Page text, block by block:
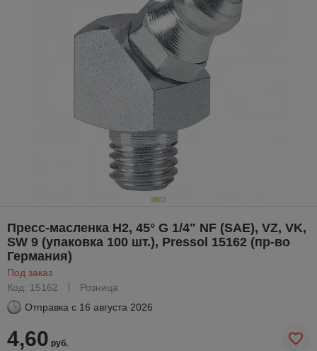
Пресс-масленка H2, 45° G 1/4" NF (SAE), VZ, VK,
SW 9 (упаковка 100 шт.), Pressol 15162 (пр-во
Германия)
Под заказ
Код: 15162
Розница
Отправка с 16 августа 2026
4,60 руб.